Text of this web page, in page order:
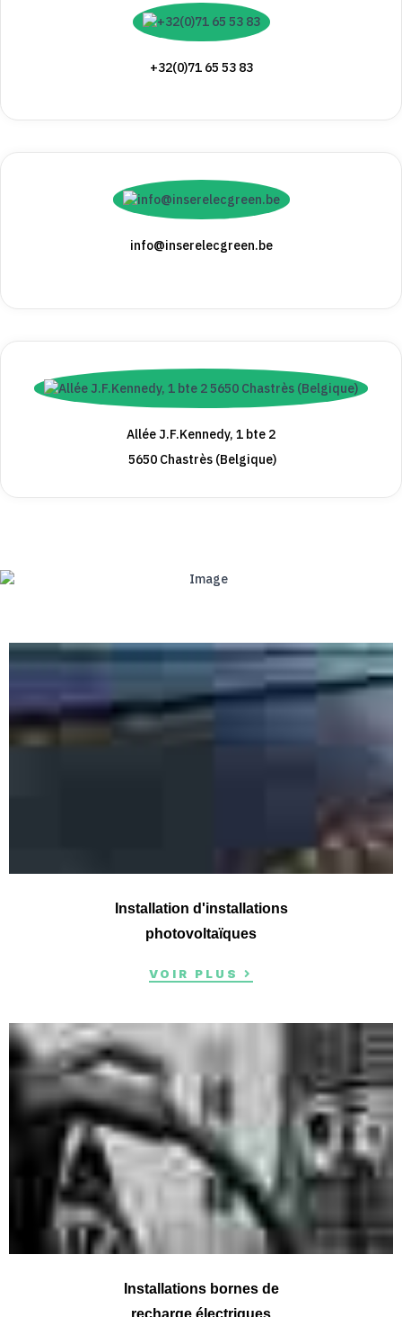
+32(0)71 65 53 83
info@inserelecgreen.be
Allée J.F.Kennedy, 1 bte 2
5650 Chastrès (Belgique)
Installation d'installations
photovoltaïques
VOIR PLUS
Installations bornes de
recharge électriques